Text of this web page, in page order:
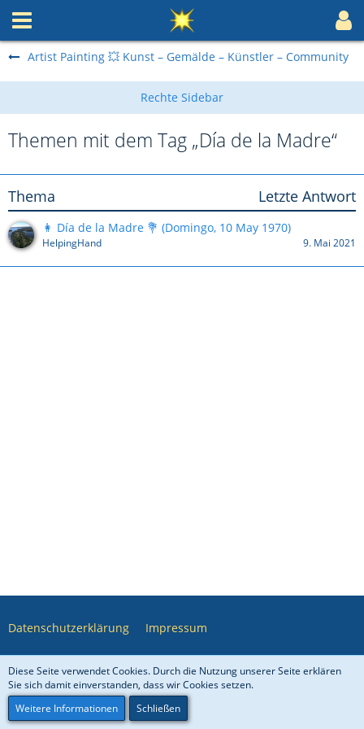
Artist Painting 💥 Kunst – Gemälde – Künstler – Community
Themen mit dem Tag „Día de la Madre“
Thema Letzte Antwort
👩 Día de la Madre 💐 (Domingo, 10 May 1970)
HelpingHand 9. Mai 2021
Datenschutzerklärung Impressum
Community-Software:WoltLab Suite™ 5.4.7
COSIREX© 2006 – 2026
Diese Seite verwendet Cookies. Durch die Nutzung unserer Seite erklären
Sie sich damit einverstanden, dass wir Cookies setzen.
Weitere Informationen
Schließen